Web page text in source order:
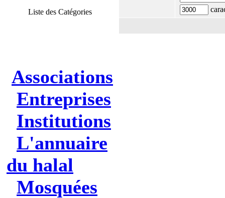
Liste des Catégories
Associations
Entreprises
Institutions
L'annuaire
du halal
Mosquées